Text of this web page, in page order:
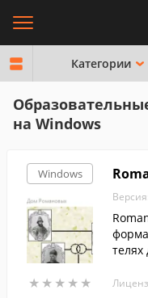
Категории
на Windows
Windows
★ ★ ★ ★ ★
★ ★ ★ ★ ★